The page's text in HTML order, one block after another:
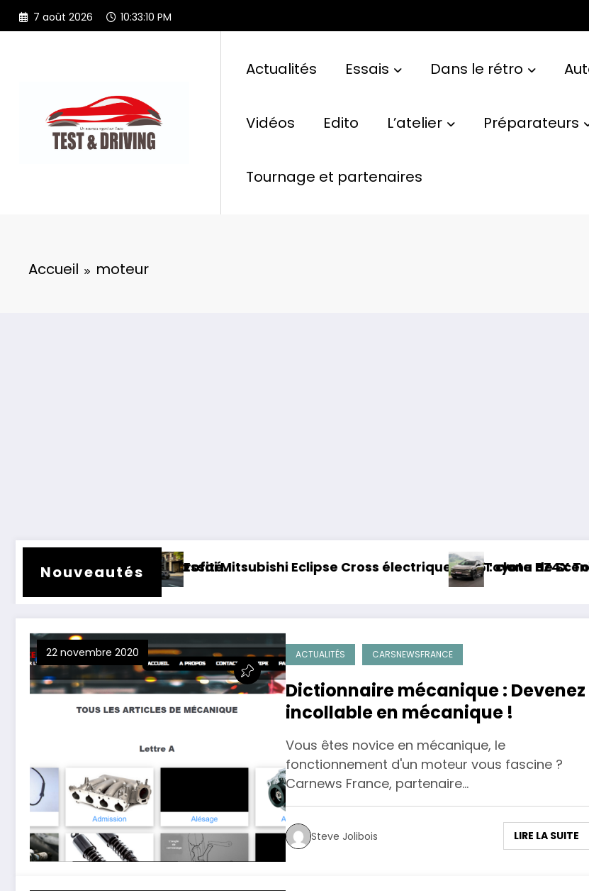
Aller
7 août 2026 10:33:10 PM
Actualités Essais Dans le rétro
Vidéos Edito L’atelier Préparateurs
Tournage et partenaires
Accueil moteur
Nouveautés
rétrofité.
Essai Mitsubishi Eclipse Cross électrique 2026 : clone de Scenic !
Toyota BZ4X Touring : électrique
22 novembre 2020 ACTUALITÉS CARSNEWSFRANCE
Dictionnaire mécanique : Devenez
incollable en mécanique !
Vous êtes novice en mécanique, le
fonctionnement d'un moteur vous fascine ?
Carnews France, partenaire…
Steve Jolibois LIRE LA SUITE